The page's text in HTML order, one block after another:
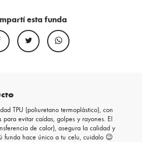
esta funda
TPU (poliuretano termoplástico), con
para evitar caídas, golpes y rayones. El
de calor), asegura la calidad y
funda hace único a tu celu, cuidalo 😉